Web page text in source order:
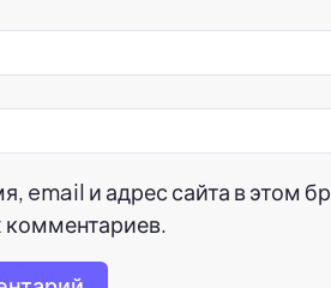
email и адрес сайта в этом